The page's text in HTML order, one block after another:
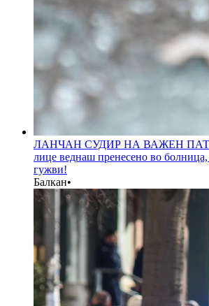
ЛАНЧАН СУДИР НА ВАЖЕН
лице веднаш пренесено во болница,
гужви!
Балкан•